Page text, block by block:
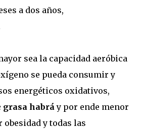
a dos años,
sea la capacidad aeróbica
se pueda consumir y
energéticos oxidativos,
grasa habráy por ende menor
obesidad y todas las